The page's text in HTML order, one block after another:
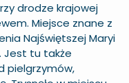
drodze krajowej
Miejsce znane z
Najświętszej Maryi
Jest tu także
pielgrzymów,